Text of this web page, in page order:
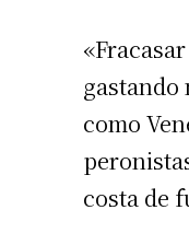
gastando
como
costa de